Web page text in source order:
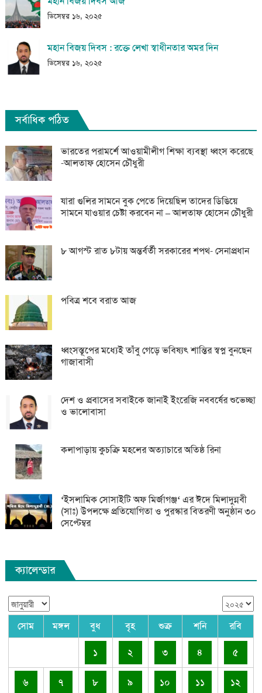
ডিসেম্বর ১৬, ২০২৫
মহান বিজয় দিবস : রক্তে লেখা স্বাধীনতার অমর দিন
ডিসেম্বর ১৬, ২০২৫
সর্বাধিক পঠিত
ভারতের পরামর্শে আওয়ামীলীগ শিক্ষা ব্যবস্থা ধ্বংস করেছে
-আলতাফ হোসেন চৌধুরী
যারা গুলির সামনে বুক পেতে দিয়েছিল তাদের ডিঙিয়ে
সামনে যাওয়ার চেষ্টা করবেন না – আলতাফ হোসেন চৌধুরী
৮ আগস্ট রাত ৮টায় অন্তর্বর্তী সরকারের শপথ- সেনাপ্রধান
পবিত্র শবে বরাত আজ
ধ্বংসস্তূপের মধ্যেই তাঁবু গেড়ে ভবিষ্যৎ শান্তির স্বপ্ন বুনছেন
গাজাবাসী
দেশ ও প্রবাসের সবাইকে জানাই ইংরেজি নববর্ষের শুভেচ্ছা
ও ভালোবাসা
কলাপাড়ায় কুচক্রি মহলের অত্যাচারে অতিষ্ঠ রিনা
‘ইসলামিক সোসাইটি অফ মির্জাগঞ্জ‘ এর ঈদে মিলাদুন্নবী
(সাঃ) উপলক্ষে প্রতিযোগিতা ও পুরস্কার বিতরণী অনুষ্ঠান ৩০
সেপ্টেম্বর
ক্যালেন্ডার
সোম মঙ্গল বুধ বৃহ শুক্র শনি রবি
১ ২ ৩ ৪ ৫
৬ ৭ ৮ ৯ ১০ ১১ ১২